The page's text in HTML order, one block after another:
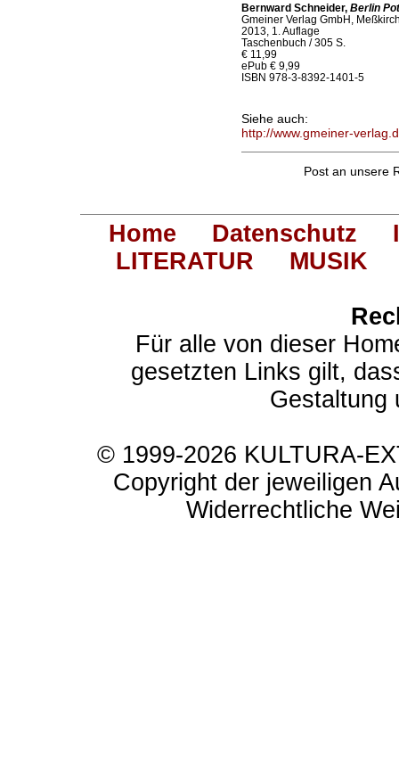
Bernward Schneider, Berlin
Gmeiner Verlag GmbH,
2013, 1. Auflage
Taschenbuch / 305 S.
€ 11,99
ePub € 9,99
ISBN 978-3-8392-1401-5
Siehe auch:
http://www.gmeiner-
Post an unsere
Home Datenschutz
LITERATUR
MUSIK
Für alle von dieser
gesetzten Links gilt,
Gestaltung
© 1999-2026 KULTURA-
Copyright der jeweiligen
Widerrechtliche